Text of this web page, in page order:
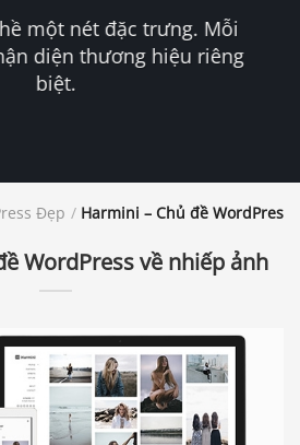
một nét đặc trưng. Mỗi
diện thương hiệu riêng
biệt.
Đẹp / Harmini – Chủ đề WordPress
WordPress về nhiếp ảnh